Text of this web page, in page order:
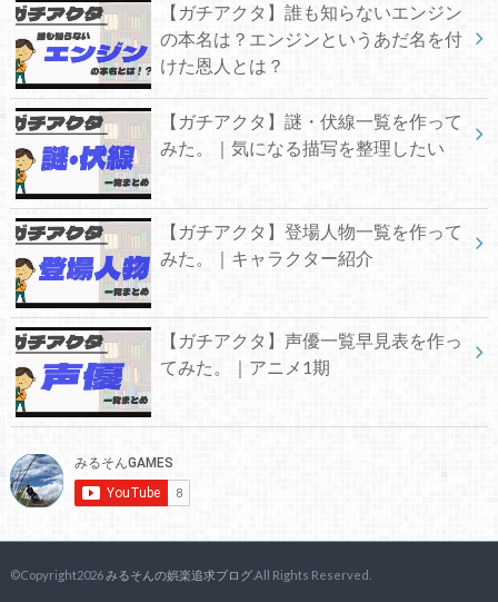
【ガチアクタ】誰も知らないエンジン
の本名は？エンジンというあだ名を付
けた恩人とは？
【ガチアクタ】謎・伏線一覧を作って
みた。｜気になる描写を整理したい
【ガチアクタ】登場人物一覧を作って
みた。｜キャラクター紹介
【ガチアクタ】声優一覧早見表を作っ
てみた。｜アニメ1期
©Copyright2026みるそんの娯楽追求ブログ.All Rights Reserved.